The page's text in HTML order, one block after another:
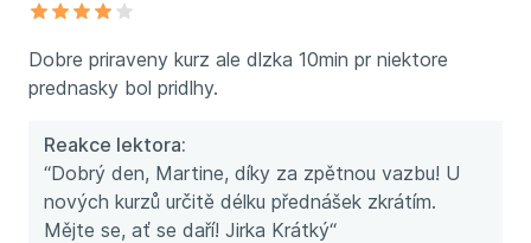
Dobre priraveny kurz ale dlzka 10min pr niektore
prednasky bol pridlhy.
Reakce lektora:
“Dobrý den, Martine, díky za zpětnou vazbu! U
nových kurzů určitě délku přednášek zkrátím.
Mějte se, ať se daří! Jirka Krátký“